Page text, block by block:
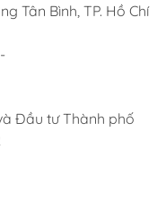
đi kèm theo bộ
để khoan ốc vít
chì dùng để đo
Tân Bình, TP. Hồ Chí
Đầu tư Thành phố